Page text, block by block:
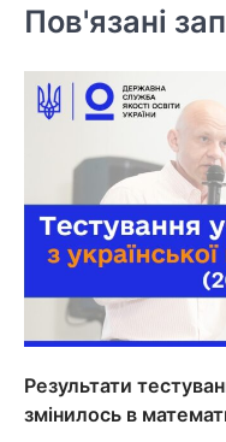
Пов'язані
Результати
змінилось в